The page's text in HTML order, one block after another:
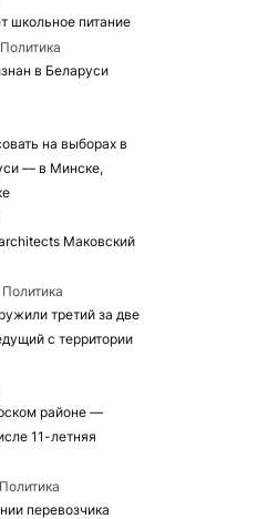
школьное питание
в Беларуси
на выборах в
— в Минске,
Маковский
третий за две
с территории
районе —
11-летняя
перевозчика